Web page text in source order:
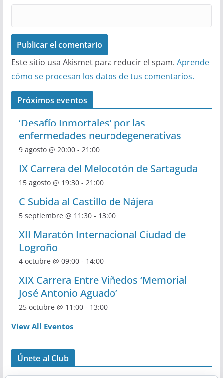
Este sitio usa Akismet para reducir el spam. Aprende
cómo se procesan los datos de tus comentarios.
Próximos eventos
‘Desafío Inmortales’ por las
enfermedades neurodegenerativas
9 agosto @ 20:00- 21:00
IX Carrera del Melocotón de Sartaguda
15 agosto @ 19:30- 21:00
C Subida al Castillo de Nájera
5 septiembre @ 11:30- 13:00
XII Maratón Internacional Ciudad de
Logroño
4 octubre @ 09:00- 14:00
XIX Carrera Entre Viñedos ‘Memorial
José Antonio Aguado’
25 octubre @ 11:00- 13:00
View All Eventos
Únete al Club